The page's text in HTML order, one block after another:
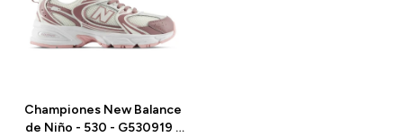
Championes New Balance
de Niño - 530 - G530919 -